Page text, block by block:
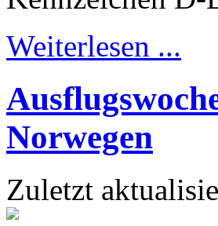
Weiterlesen ...
Norwegen
Zuletzt